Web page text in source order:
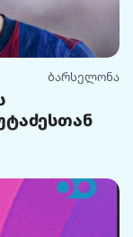
ბარსელონა